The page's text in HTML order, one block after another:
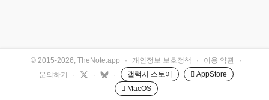
© 2015-2026, TheNote.app · 개인정보 보호정책 · 이용 약관
·
문의하기
· · · 갤럭시 스토어
 AppStore
 MacOS